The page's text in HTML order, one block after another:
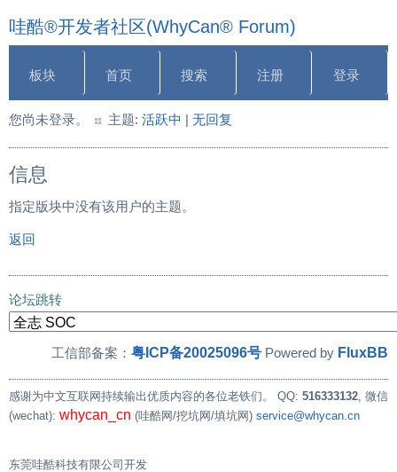
哇酷®开发者社区(WhyCan® Forum)
板块 首页 搜索 注册 登录
您尚未登录。 主题: 活跃中 | 无回复
信息
指定版块中没有该用户的主题。
返回
论坛跳转
工信部备案： 粤ICP备20025096号 Powered by FluxBB
感谢为中文互联网持续输出优质内容的各位老铁们。 QQ: 516333132, 微信
(wechat): whycan_cn (哇酷网/挖坑网/填坑网) service@whycan.cn
东莞哇酷科技有限公司开发